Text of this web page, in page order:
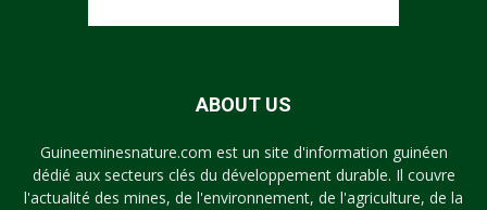
ABOUT US
Guineeminesnature.com est un site d'information guinéen
dédié aux secteurs clés du développement durable. Il couvre
l'actualité des mines, de l'environnement, de l'agriculture, de la